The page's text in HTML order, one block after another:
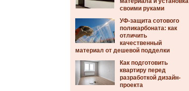
своими руками
УФ-защита сотового
поликарбоната: как
отличить
качественный
материал от дешевой подделки
Как подготовить
квартиру перед
разработкой дизайн-
проекта